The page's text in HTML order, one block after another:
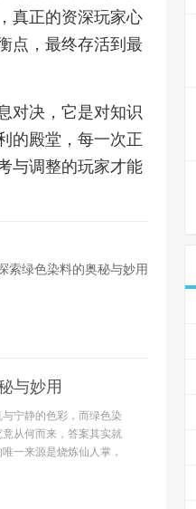
真正的资深玩家心
点，最终存活到最
对决，它是对知识
的殿堂，每一次正
与调整的玩家才能
索绿色染料的奥秘与妙用
与妙用
宁静的色彩，而绿色染
从何而来，答案其实就
一来源是烧炼仙人掌，